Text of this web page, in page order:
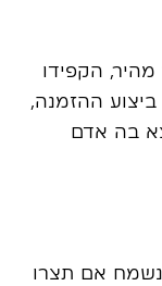
הקפידו
ביצוע ההזמנה,
בה אדם
אם תצרו